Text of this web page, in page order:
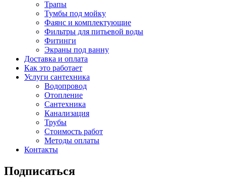
Трапы
Тумбы под мойку
Фаянс и комплектующие
Фильтры для питьевой воды
Фитинги
Экраны под ванну
Доставка и оплата
Как это работает
Услуги сантехника
Водопровод
Отопление
Сантехника
Канализация
Трубы
Стоимость работ
Методы оплаты
Контакты
Подписаться